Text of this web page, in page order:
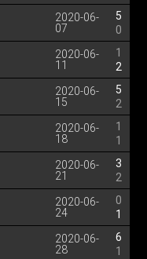
2020-06-
07
5
0
2020-06-
11
1
2
2020-06-
15
5
2
2020-06-
18
1
1
2020-06-
21
3
2
2020-06-
24
0
1
2020-06-
28
6
1